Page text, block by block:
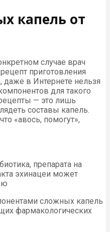
капель от
случае врач
приготовления
в Интернете нельзя
для такого
— это лишь
составы капель.
«авось, помогут»,
препарата на
эхинацеи может
сложных капель
фармакологических